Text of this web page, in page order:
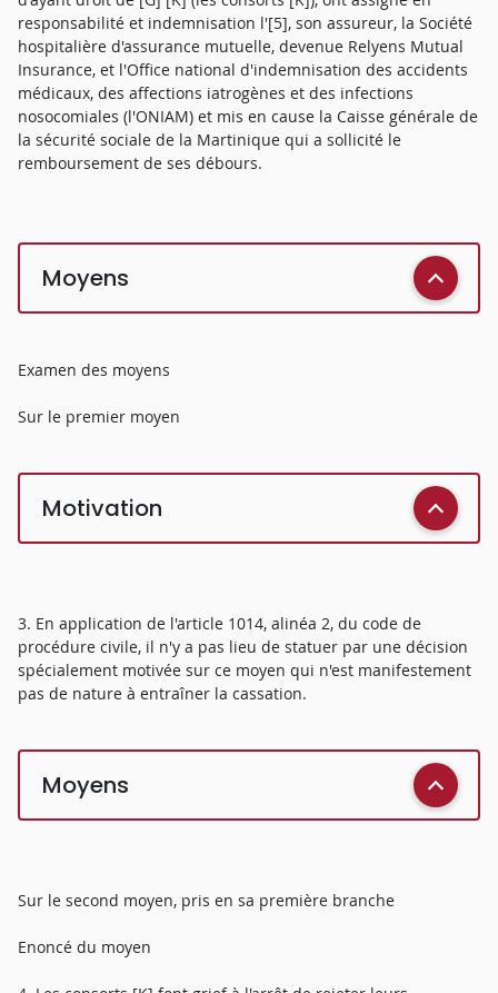
responsabilité et indemnisation l'[5], son assureur, la Société
hospitalière d'assurance mutuelle, devenue Relyens Mutual
Insurance, et l'Office national d'indemnisation des accidents
médicaux, des affections iatrogènes et des infections
nosocomiales (l'ONIAM) et mis en cause la Caisse générale de
la sécurité sociale de la Martinique qui a sollicité le
remboursement de ses débours.
Moyens
Examen des moyens
Sur le premier moyen
Motivation
3. En application de l'article 1014, alinéa 2, du code de
procédure civile, il n'y a pas lieu de statuer par une décision
spécialement motivée sur ce moyen qui n'est manifestement
pas de nature à entraîner la cassation.
Moyens
Sur le second moyen, pris en sa première branche
Enoncé du moyen